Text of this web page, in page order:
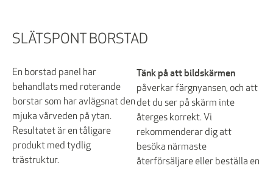
SLÄTSPONT BORSTAD
En borstad panel har
behandlats med roterande
borstar som har avlägsnat den
mjuka vårveden på ytan.
Resultatet är en tåligare
produkt med tydlig
trästruktur.
Tänk på att bildskärmen
påverkar färgnyansen, och att
det du ser på skärm inte
återges korrekt. Vi
rekommenderar dig att
besöka närmaste
återförsäljare eller beställa en